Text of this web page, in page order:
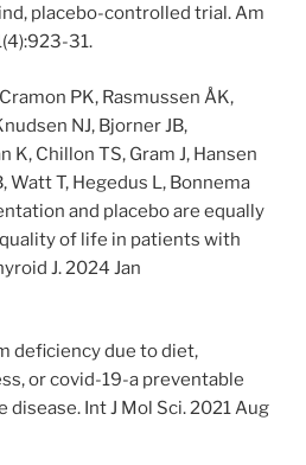
placebo-controlled trial. Am
31.
PK, Rasmussen ÅK,
NJ, Bjorner JB,
K, Chillon TS, Gram J, Hansen
Watt T, Hegedus L, Bonnema
and placebo are equally
of life in patients with
J. 2024 Jan
deficiency due to diet,
or covid-19-a preventable
Int J Mol Sci. 2021 Aug